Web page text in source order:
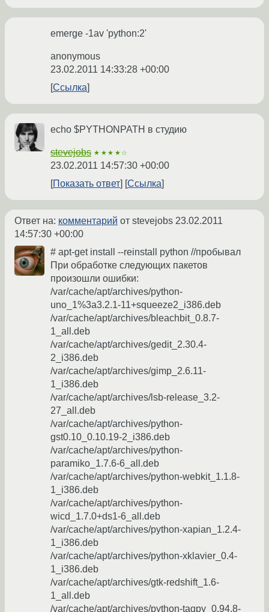
emerge -1av 'python:2'
anonymous
23.02.2011 14:33:28 +00:00
Ссылка
echo $PYTHONPATH в студию
stevejobs ★★★★☆
23.02.2011 14:57:30 +00:00
Показать ответ
Ссылка
Ответ на: комментарий от stevejobs 23.02.2011
14:57:30 +00:00
# apt-get install --reinstall python //пробывал
При обработке следующих пакетов
произошли ошибки:
/var/cache/apt/archives/python-
uno_1%3a3.2.1-11+squeeze2_i386.deb
/var/cache/apt/archives/bleachbit_0.8.7-
1_all.deb
/var/cache/apt/archives/gedit_2.30.4-
2_i386.deb
/var/cache/apt/archives/gimp_2.6.11-
1_i386.deb
/var/cache/apt/archives/lsb-release_3.2-
27_all.deb
/var/cache/apt/archives/python-
gst0.10_0.10.19-2_i386.deb
/var/cache/apt/archives/python-
paramiko_1.7.6-6_all.deb
/var/cache/apt/archives/python-webkit_1.1.8-
1_i386.deb
/var/cache/apt/archives/python-
wicd_1.7.0+ds1-6_all.deb
/var/cache/apt/archives/python-xapian_1.2.4-
1_i386.deb
/var/cache/apt/archives/python-xklavier_0.4-
1_i386.deb
/var/cache/apt/archives/gtk-redshift_1.6-
1_all.deb
/var/cache/apt/archives/python-tagpy_0.94.8-